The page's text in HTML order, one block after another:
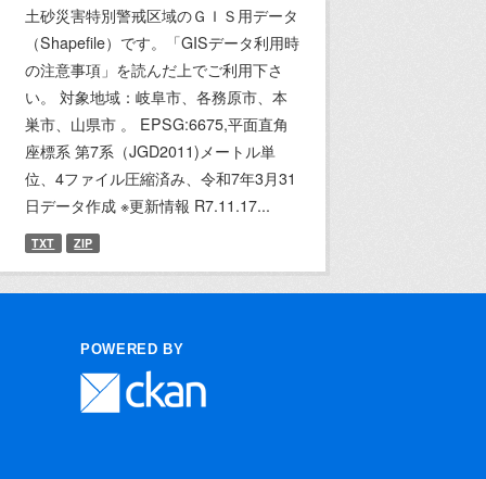
土砂災害特別警戒区域のＧＩＳ用データ
（Shapefile）です。「GISデータ利用時
の注意事項」を読んだ上でご利用下さ
い。 対象地域：岐阜市、各務原市、本
巣市、山県市 。 EPSG:6675,平面直角
座標系 第7系（JGD2011)メートル単
位、4ファイル圧縮済み、令和7年3月31
日データ作成 ※更新情報 R7.11.17...
TXT ZIP
POWERED BY